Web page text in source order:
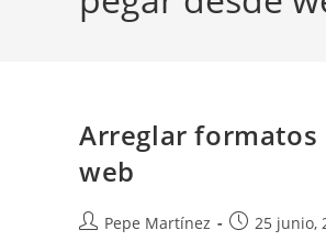
Arreglar formatos
web
AutorPepe Martínez
Publicación
25 junio,